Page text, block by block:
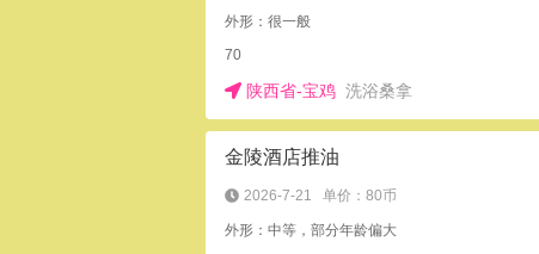
外形：很一般
70
陕西省-宝鸡 洗浴桑拿
金陵酒店推油
2026-7-21 单价：80币
外形：中等，部分年龄偏大